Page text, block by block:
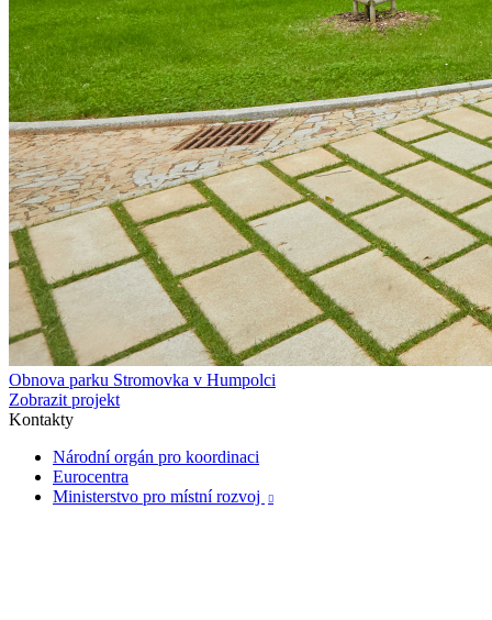
Obnova parku Stromovka v Humpolci
Zobrazit projekt
Kontakty
Národní orgán pro koordinaci
Eurocentra
Ministerstvo pro místní rozvoj
